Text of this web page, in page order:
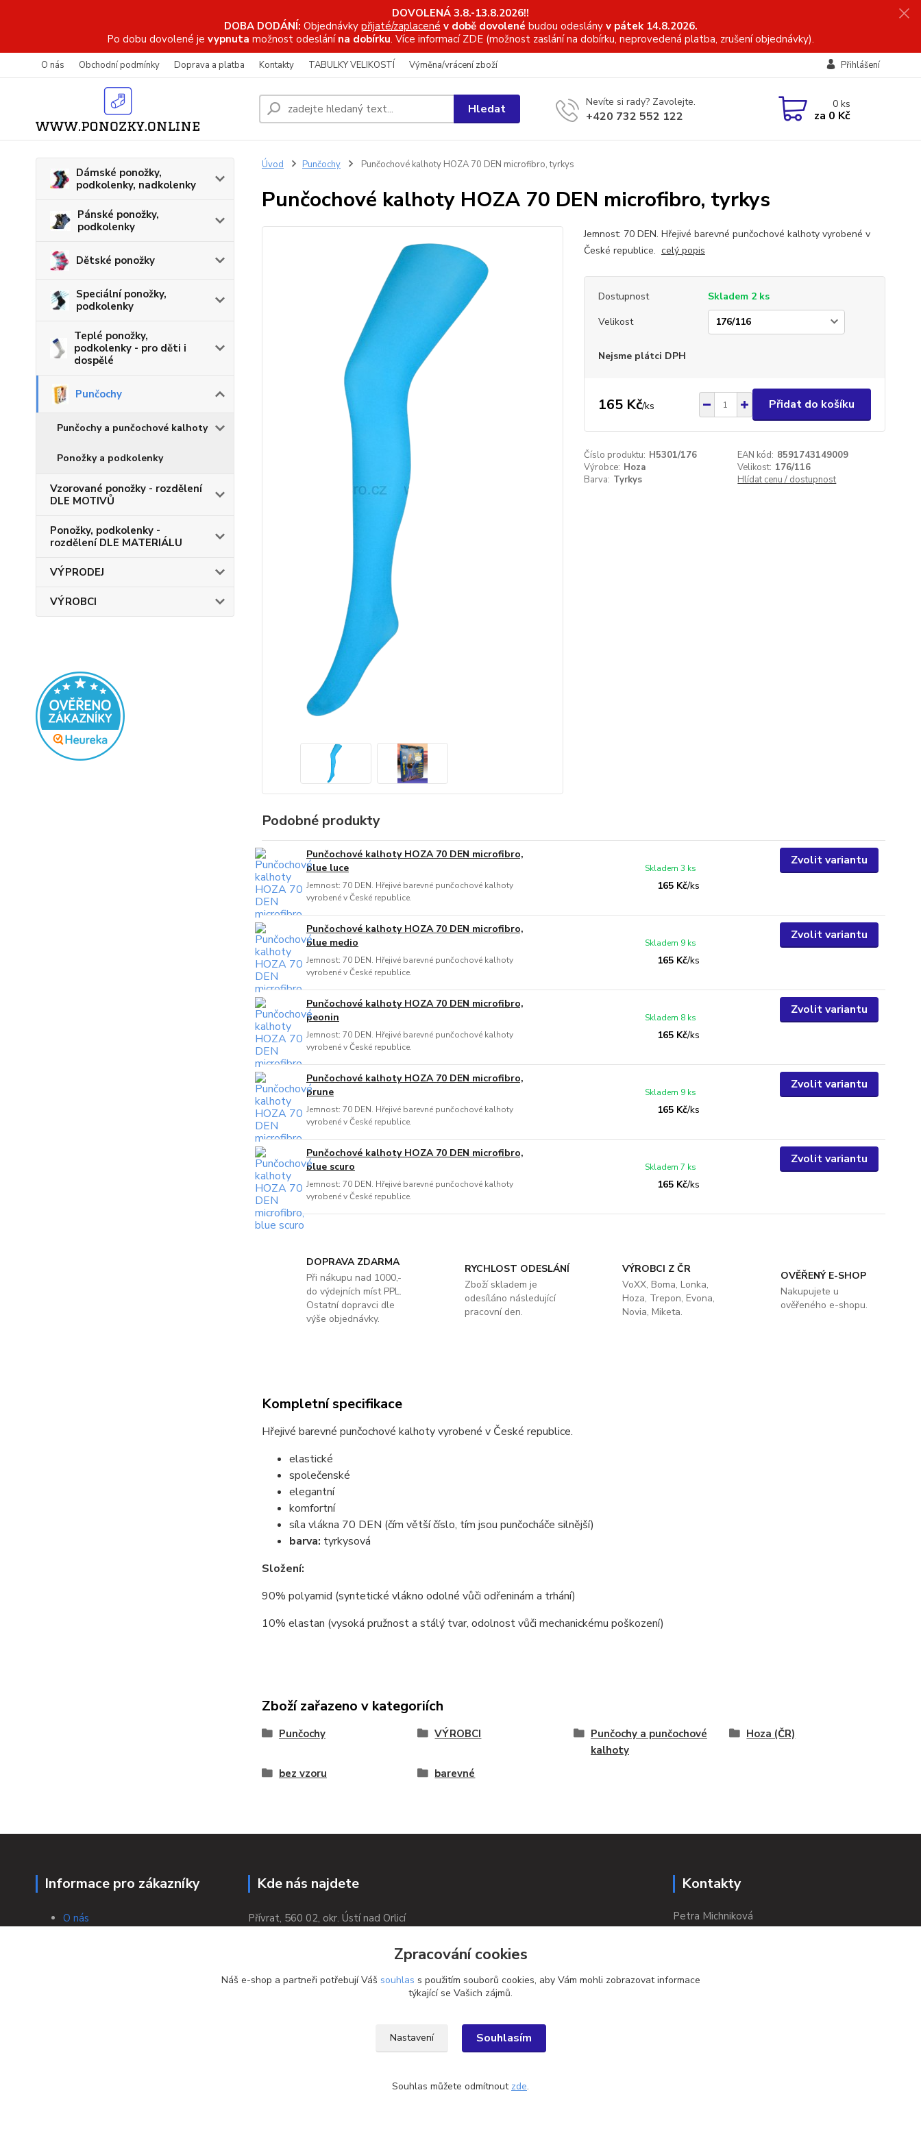
DOVOLENÁ 3.8.-13.8.2026!!
DOBA DODÁNÍ: Objednávky přijaté/zaplacené v době dovolené budou odeslány v pátek 14.8.2026.
Po dobu dovolené je vypnuta možnost odeslání na dobírku. Více informací ZDE (možnost zaslání na dobírku, neprovedená platba, zrušení objednávky).
O nás Obchodní podmínky Doprava a platba Kontakty TABULKY VELIKOSTÍ Výměna/vrácení zboží Přihlášení
Hledat Nevíte si rady? Zavolejte.
+420 732 552 122
0ks
za 0 Kč
Dámské ponožky,
podkolenky, nadkolenky
Pánské ponožky,
podkolenky
Dětské ponožky
Speciální ponožky,
podkolenky
Teplé ponožky,
podkolenky - pro děti i
dospělé
Punčochy
Punčochy a punčochové kalhoty
Ponožky a podkolenky
Vzorované ponožky - rozdělení
DLE MOTIVŮ
Ponožky, podkolenky -
rozdělení DLE MATERIÁLU
VÝPRODEJ
VÝROBCI
Úvod Punčochy Punčochové kalhoty HOZA 70 DEN microfibro, tyrkys
Punčochové kalhoty HOZA 70 DEN microfibro, tyrkys
Jemnost: 70 DEN. Hřejivé barevné punčochové kalhoty vyrobené v
České republice. celý popis
Dostupnost
Skladem 2 ks
Velikost
Nejsme plátci DPH
165 Kč/ks Přidat do košíku
Číslo produktu: H5301/176 EAN kód: 8591743149009
Výrobce: Hoza Velikost: 176/116
Barva: Tyrkys Hlídat cenu / dostupnost
Podobné produkty
Punčochové kalhoty HOZA 70 DEN microfibro,
blue luce
Jemnost: 70 DEN. Hřejivé barevné punčochové kalhoty
vyrobené v České republice.
165 Kč/ks
Skladem 3 ks
Zvolit variantu
Punčochové kalhoty HOZA 70 DEN microfibro,
blue medio
Jemnost: 70 DEN. Hřejivé barevné punčochové kalhoty
vyrobené v České republice.
165 Kč/ks
Skladem 9 ks
Zvolit variantu
Punčochové kalhoty HOZA 70 DEN microfibro,
peonin
Jemnost: 70 DEN. Hřejivé barevné punčochové kalhoty
vyrobené v České republice.
165 Kč/ks
Skladem 8 ks
Zvolit variantu
Punčochové kalhoty HOZA 70 DEN microfibro,
prune
Jemnost: 70 DEN. Hřejivé barevné punčochové kalhoty
vyrobené v České republice.
165 Kč/ks
Skladem 9 ks
Zvolit variantu
Punčochové kalhoty HOZA 70 DEN microfibro,
blue scuro
Jemnost: 70 DEN. Hřejivé barevné punčochové kalhoty
vyrobené v České republice.
165 Kč/ks
Skladem 7 ks
Zvolit variantu
DOPRAVA ZDARMA
Při nákupu nad 1000,-
do výdejních míst PPL.
Ostatní dopravci dle
výše objednávky.
RYCHLOST ODESLÁNÍ
Zboží skladem je
odesíláno následující
pracovní den.
VÝROBCI Z ČR
VoXX, Boma, Lonka,
Hoza, Trepon, Evona,
Novia, Miketa.
OVĚŘENÝ E-SHOP
Nakupujete u
ověřeného e-shopu.
Kompletní specifikace
Hřejivé barevné punčochové kalhoty vyrobené v České republice.
elastické
společenské
elegantní
komfortní
síla vlákna 70 DEN (čím větší číslo, tím jsou punčocháče silnější)
barva: tyrkysová
Složení:
90% polyamid (syntetické vlákno odolné vůči odřeninám a trhání)
10% elastan (vysoká pružnost a stálý tvar, odolnost vůči mechanickému poškození)
Zboží zařazeno v kategoriích
Punčochy VÝROBCI
Punčochy a punčochové
kalhoty
Hoza (ČR)
bez vzoru barevné
Informace pro zákazníky
O nás
Kde nás najdete
Přívrat, 560 02, okr. Ústí nad Orlicí
Kontakty
Petra Michniková
+420 732 552 122
Zpracování cookies
Náš e-shop a partneři potřebují Váš souhlas s použitím souborů cookies, aby Vám mohli zobrazovat informace
týkající se Vašich zájmů.
Nastavení Souhlasím
Souhlas můžete odmítnout zde.